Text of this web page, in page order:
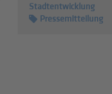
Stadtentwicklung
Pressemitteilung